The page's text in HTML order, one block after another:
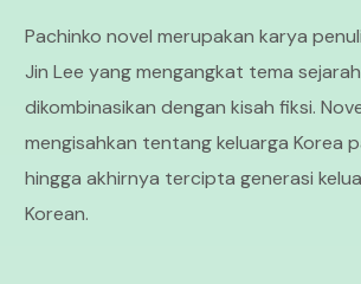
Pachinko novel merupakan karya
Jin Lee yang mengangkat tema
dikombinasikan dengan kisah fiksi.
mengisahkan tentang keluarga Korea
hingga akhirnya tercipta generasi
Korean.